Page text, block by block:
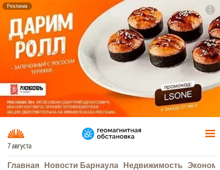
Реклама
7 августа
Главная Новости Барнаула Недвижимость